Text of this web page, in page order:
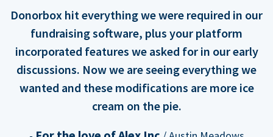
Donorbox hit everything we were required in our
fundraising software, plus your platform
incorporated features we asked for in our early
discussions. Now we are seeing everything we
wanted and these modifications are more ice
cream on the pie.